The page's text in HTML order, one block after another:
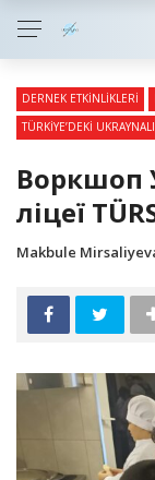
DERNEK ETKINLIKLERI
TÜRKIYE’DEKI
Воркшоп
ліцеї
Makbule